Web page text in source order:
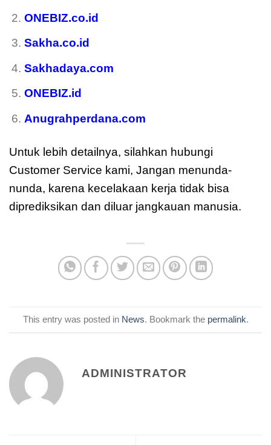
ONEBIZ.co.id
Sakha.co.id
Sakhadaya.com
ONEBIZ.id
Anugrahperdana.com
Untuk lebih detailnya, silahkan hubungi
Customer Service kami, Jangan menunda-
nunda, karena kecelakaan kerja tidak bisa
diprediksikan dan diluar jangkauan manusia.
This entry was posted in News. Bookmark the permalink.
ADMINISTRATOR